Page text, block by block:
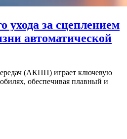
ухода за сцеплением
автоматической
(АКПП) играет ключевую
обеспечивая плавный и